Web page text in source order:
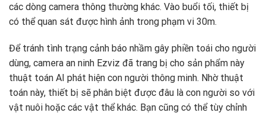
các dòng camera thông thường khác. Vào buổi tối, thiết bị
có thể quan sát được hình ảnh trong phạm vi 30m.
Để tránh tình trạng cảnh báo nhầm gây phiền toái cho người
dùng, camera an ninh Ezviz đã trang bị cho sản phẩm này
thuật toán AI phát hiện con người thông minh. Nhờ thuật
toán này, thiết bị sẽ phân biệt được đâu là con người so với
vật nuôi hoặc các vật thể khác. Bạn cũng có thể tùy chỉnh